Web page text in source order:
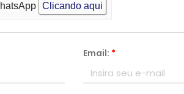
Clicando aqui
Email: *